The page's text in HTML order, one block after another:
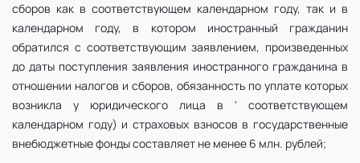
сборов как в соответствующем календарном году, так и в
календарном году, в котором иностранный гражданин
обратился с соответствующим заявлением, произведенных
до даты поступления заявления иностранного гражданина в
отношении налогов и сборов, обязанность по уплате которых
возникла у юридического лица в ' соответствующем
календарном году) и страховых взносов в государственные
внебюджетные фонды составляет не менее 6 млн. рублей;